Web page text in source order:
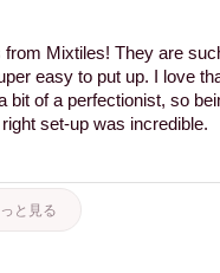
from Mixtiles! They are
easy to put up. I love
bit of a perfectionist, so
set-up was incredible.
と見る